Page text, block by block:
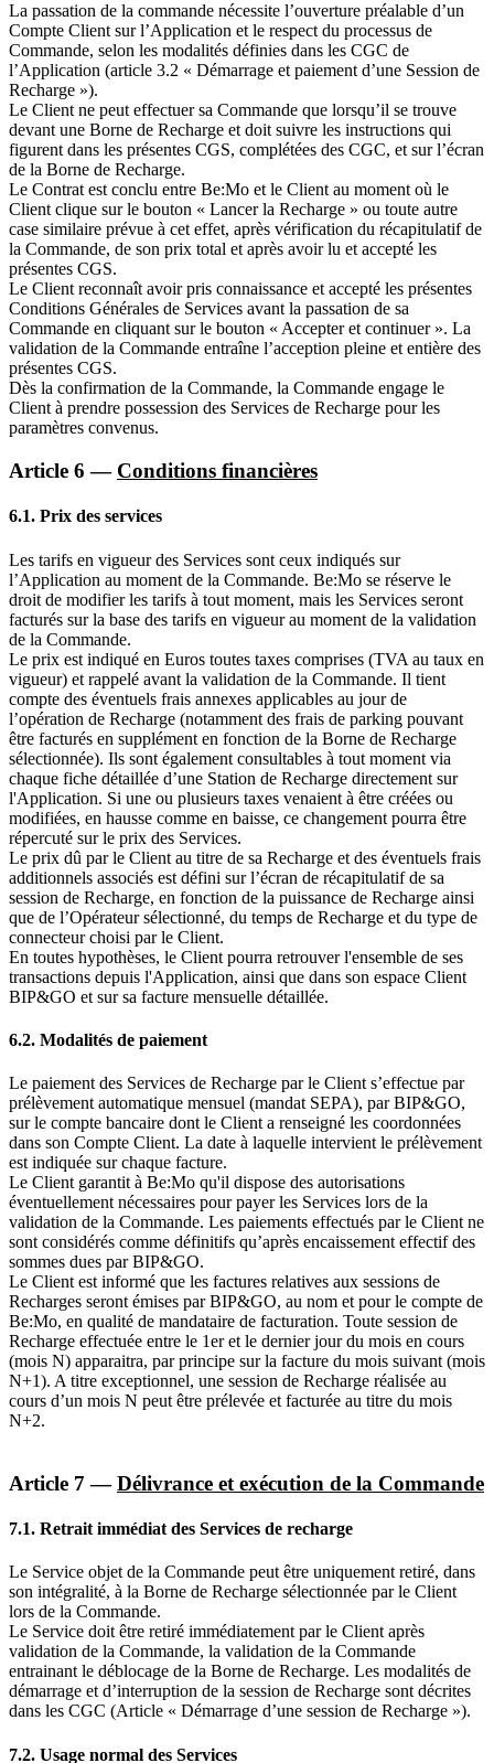
La passation de la commande nécessite l’ouverture préalable d’un
Compte Client sur l’Application et le respect du processus de
Commande, selon les modalités définies dans les CGC de
l’Application (article 3.2 « Démarrage et paiement d’une Session de
Recharge »).
Le Client ne peut effectuer sa Commande que lorsqu’il se trouve
devant une Borne de Recharge et doit suivre les instructions qui
figurent dans les présentes CGS, complétées des CGC, et sur l’écran
de la Borne de Recharge.
Le Contrat est conclu entre Be:Mo et le Client au moment où le
Client clique sur le bouton « Lancer la Recharge » ou toute autre
case similaire prévue à cet effet, après vérification du récapitulatif de
la Commande, de son prix total et après avoir lu et accepté les
présentes CGS.
Le Client reconnaît avoir pris connaissance et accepté les présentes
Conditions Générales de Services avant la passation de sa
Commande en cliquant sur le bouton « Accepter et continuer ». La
validation de la Commande entraîne l’acception pleine et entière des
présentes CGS.
Dès la confirmation de la Commande, la Commande engage le
Client à prendre possession des Services de Recharge pour les
paramètres convenus.
Article 6 — Conditions financières
6.1. Prix des services
Les tarifs en vigueur des Services sont ceux indiqués sur
l’Application au moment de la Commande. Be:Mo se réserve le
droit de modifier les tarifs à tout moment, mais les Services seront
facturés sur la base des tarifs en vigueur au moment de la validation
de la Commande.
Le prix est indiqué en Euros toutes taxes comprises (TVA au taux en
vigueur) et rappelé avant la validation de la Commande. Il tient
compte des éventuels frais annexes applicables au jour de
l’opération de Recharge (notamment des frais de parking pouvant
être facturés en supplément en fonction de la Borne de Recharge
sélectionnée). Ils sont également consultables à tout moment via
chaque fiche détaillée d’une Station de Recharge directement sur
l'Application. Si une ou plusieurs taxes venaient à être créées ou
modifiées, en hausse comme en baisse, ce changement pourra être
répercuté sur le prix des Services.
Le prix dû par le Client au titre de sa Recharge et des éventuels frais
additionnels associés est défini sur l’écran de récapitulatif de sa
session de Recharge, en fonction de la puissance de Recharge ainsi
que de l’Opérateur sélectionné, du temps de Recharge et du type de
connecteur choisi par le Client.
En toutes hypothèses, le Client pourra retrouver l'ensemble de ses
transactions depuis l'Application, ainsi que dans son espace Client
BIP&GO et sur sa facture mensuelle détaillée.
6.2. Modalités de paiement
Le paiement des Services de Recharge par le Client s’effectue par
prélèvement automatique mensuel (mandat SEPA), par BIP&GO,
sur le compte bancaire dont le Client a renseigné les coordonnées
dans son Compte Client. La date à laquelle intervient le prélèvement
est indiquée sur chaque facture.
Le Client garantit à Be:Mo qu'il dispose des autorisations
éventuellement nécessaires pour payer les Services lors de la
validation de la Commande. Les paiements effectués par le Client ne
sont considérés comme définitifs qu’après encaissement effectif des
sommes dues par BIP&GO.
Le Client est informé que les factures relatives aux sessions de
Recharges seront émises par BIP&GO, au nom et pour le compte de
Be:Mo, en qualité de mandataire de facturation. Toute session de
Recharge effectuée entre le 1er et le dernier jour du mois en cours
(mois N) apparaitra, par principe sur la facture du mois suivant (mois
N+1). A titre exceptionnel, une session de Recharge réalisée au
cours d’un mois N peut être prélevée et facturée au titre du mois
N+2.
Article 7 —Délivrance et exécution de la Commande
7.1. Retrait immédiat des Services de recharge
Le Service objet de la Commande peut être uniquement retiré, dans
son intégralité, à la Borne de Recharge sélectionnée par le Client
lors de la Commande.
Le Service doit être retiré immédiatement par le Client après
validation de la Commande, la validation de la Commande
entrainant le déblocage de la Borne de Recharge. Les modalités de
démarrage et d’interruption de la session de Recharge sont décrites
dans les CGC (Article « Démarrage d’une session de Recharge »).
7.2. Usage normal des Services